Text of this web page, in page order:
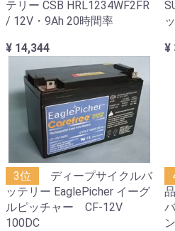
テリー CSB HRL1234WF2FR
/ 12V・9Ah 20時間率
¥ 14,344
¥
3位
ディープサイクルバ
ッテリー EaglePicher イーグ
ルピッチャー CF-12V
100DC